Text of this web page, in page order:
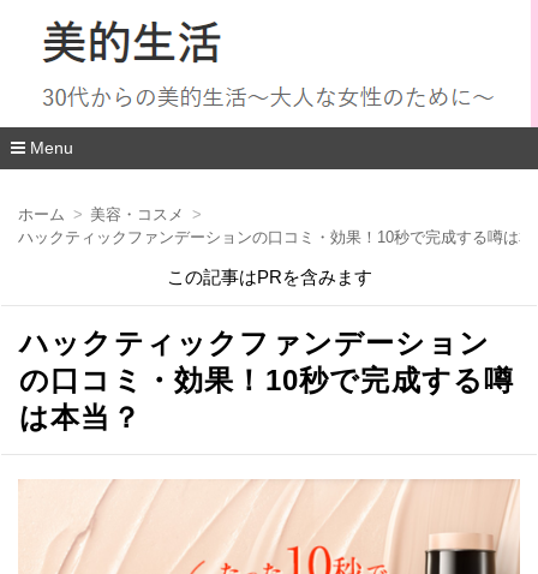
Menu
移
ホーム
美容・コスメ
ハックティックファンデーションの口コミ・効果！10秒で完成する噂は本
この記事はPRを含みます
ハックティックファンデーション
の口コミ・効果！10秒で完成する噂
は本当？